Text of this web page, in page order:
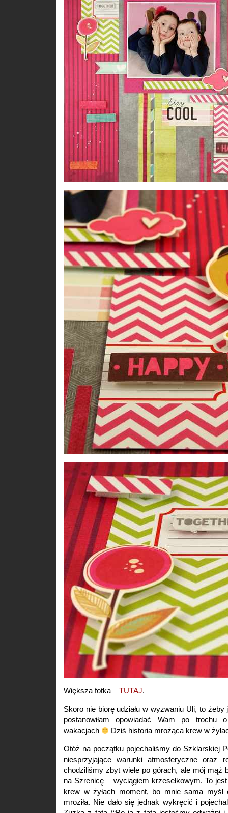
Większa fotka –TUTAJ.
Skoro nie biorę udziału w wyzwaniu Uli, to żeby
postanowiłam opowiadać Wam po trochu
wakacjach
Dziś historia mrożąca krew w
Otóż na początku pojechaliśmy do Szklarskiej
niesprzyjające warunki atmosferyczne oraz
chodziliśmy zbyt wiele po górach, ale mój mąż
na Szrenicę – wyciągiem krzesełkowym. To
krew w żyłach moment, bo mnie sama myśl
mroziła. Nie dało się jednak wykręcić i